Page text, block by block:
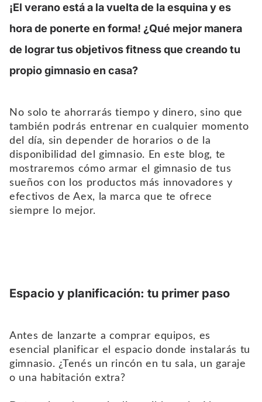
¡El verano está a la vuelta de la esquina y es
hora de ponerte en forma! ¿Qué mejor manera
de lograr tus objetivos fitness que creando tu
propio gimnasio en casa?
No solo te ahorrarás tiempo y dinero, sino que
también podrás entrenar en cualquier momento
del día, sin depender de horarios o de la
disponibilidad del gimnasio. En este blog, te
mostraremos cómo armar el gimnasio de tus
sueños con los productos más innovadores y
efectivos de Aex, la marca que te ofrece
siempre lo mejor.
Espacio y planificación: tu primer paso
Antes de lanzarte a comprar equipos, es
esencial planificar el espacio donde instalarás tu
gimnasio. ¿Tenés un rincón en tu sala, un garaje
o una habitación extra?